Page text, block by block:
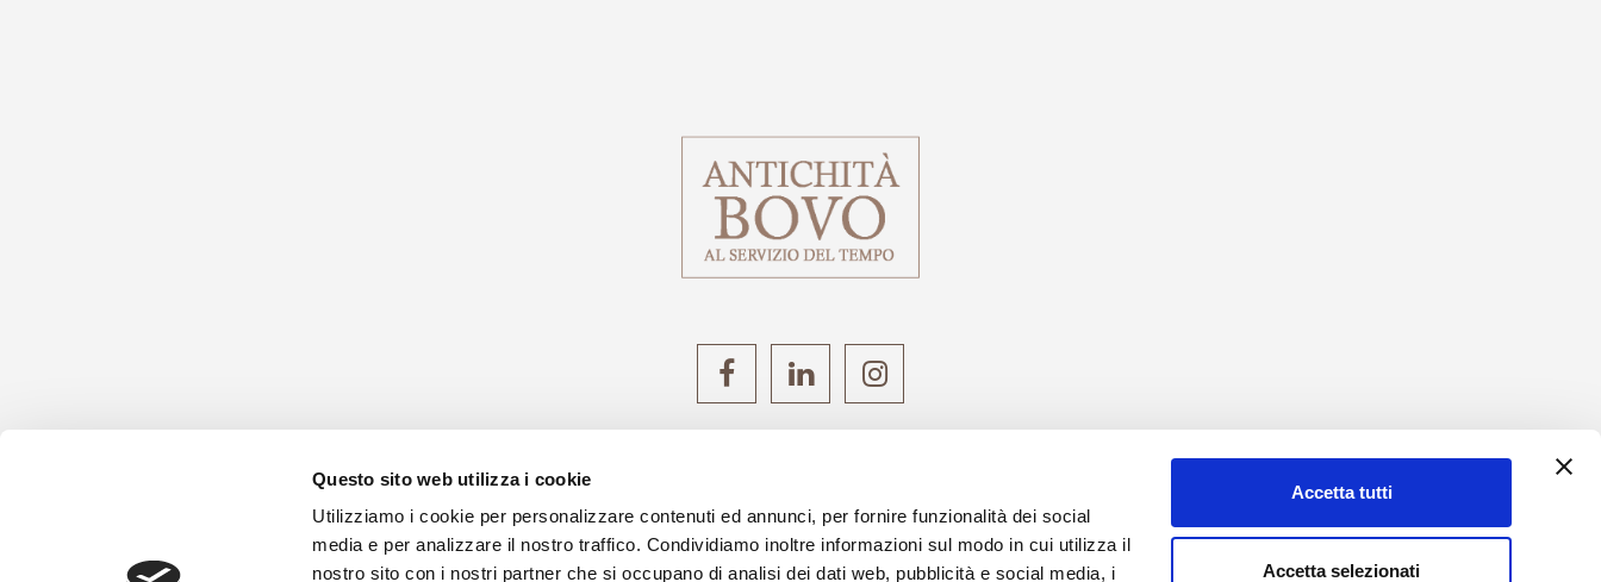
Questo sito web utilizza i cookie
Utilizziamo i cookie per personalizzare contenuti ed annunci, per fornire funzionalità dei social
media e per analizzare il nostro traffico. Condividiamo inoltre informazioni sul modo in cui utilizza il
nostro sito con i nostri partner che si occupano di analisi dei dati web, pubblicità e social media, i
Accetta tutti
Accetta selezionati
Sede legale: Via Roma 135, 35046 Borgo Veneto - Loc. Saletto (PD)
P.IVA 00851890285